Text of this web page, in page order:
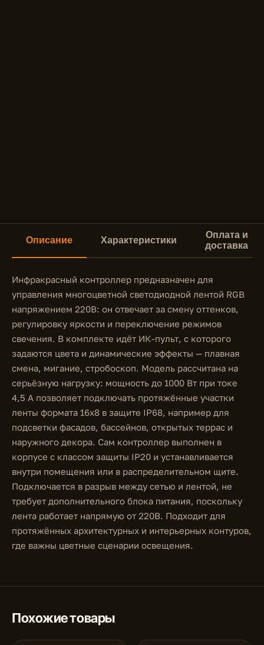
Описание Характеристики
Оплата и
доставка
Инфракрасный контроллер предназначен для
управления многоцветной светодиодной лентой RGB
напряжением 220В: он отвечает за смену оттенков,
регулировку яркости и переключение режимов
свечения. В комплекте идёт ИК-пульт, с которого
задаются цвета и динамические эффекты — плавная
смена, мигание, стробоскоп. Модель рассчитана на
серьёзную нагрузку: мощность до 1000 Вт при токе
4,5 А позволяет подключать протяжённые участки
ленты формата 16x8 в защите IP68, например для
подсветки фасадов, бассейнов, открытых террас и
наружного декора. Сам контроллер выполнен в
корпусе с классом защиты IP20 и устанавливается
внутри помещения или в распределительном щите.
Подключается в разрыв между сетью и лентой, не
требует дополнительного блока питания, поскольку
лента работает напрямую от 220В. Подходит для
протяжённых архитектурных и интерьерных контуров,
где важны цветные сценарии освещения.
Похожие товары